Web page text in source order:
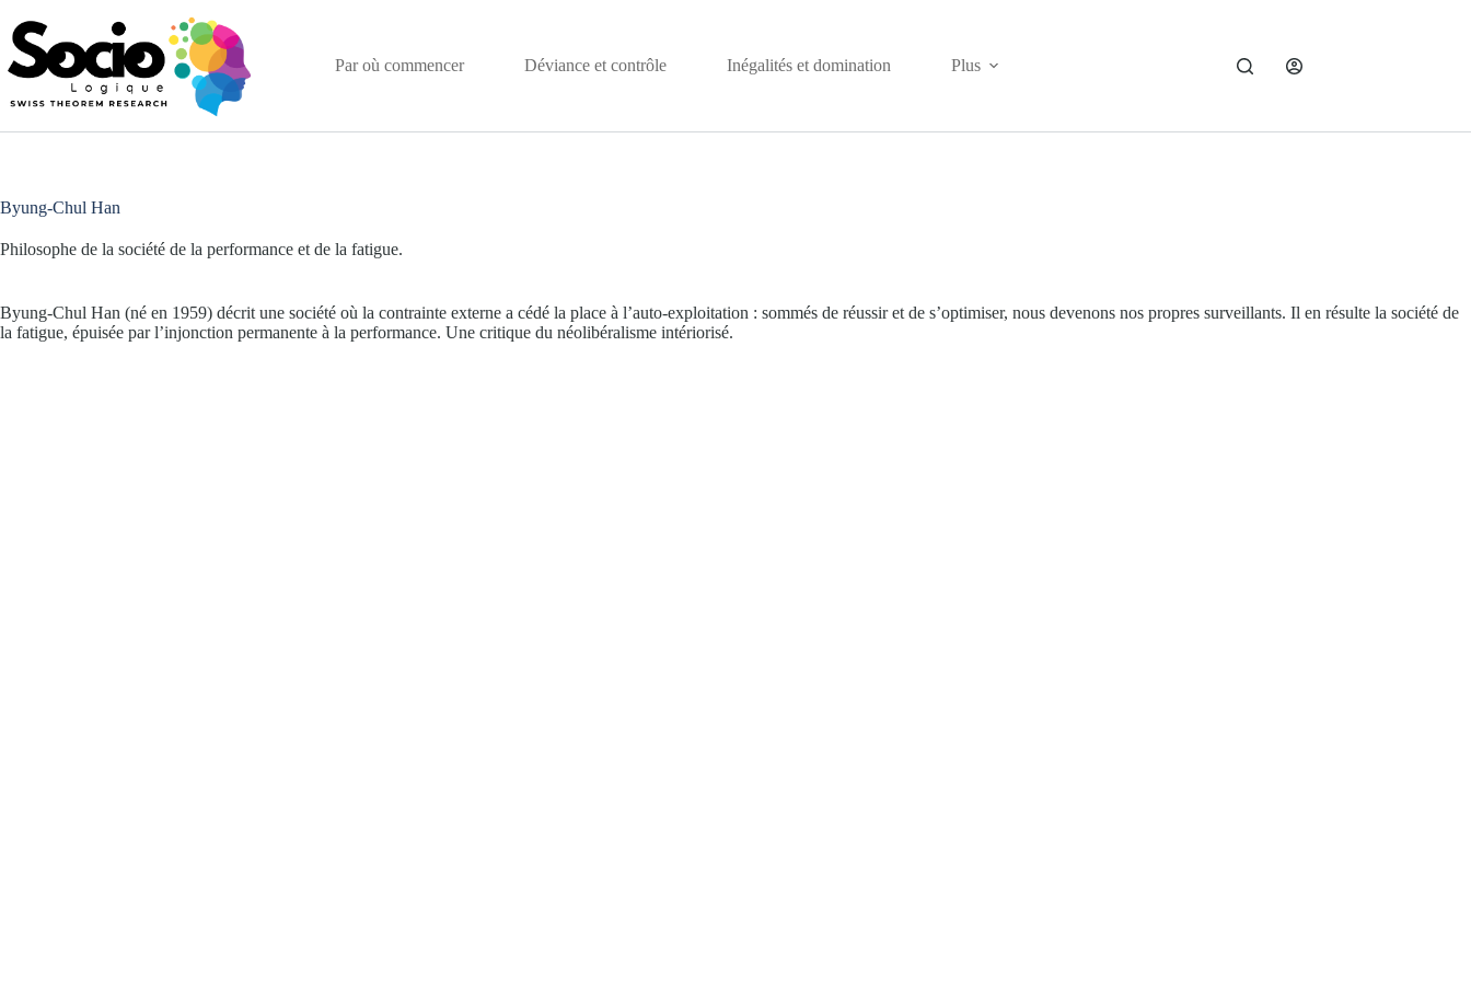
au
contenu
Par où commencer
Déviance et contrôle Inégalités et domination Plus
Byung-Chul Han
Philosophe de la société de la performance et de la fatigue.
Byung-Chul Han (né en 1959) décrit une société où la contrainte externe a cédé la place à l’auto-exploitation : sommés de réussir et de s’optimiser, nous devenons nos propres surveillants. Il en résulte la société de
la fatigue, épuisée par l’injonction permanente à la performance. Une critique du néolibéralisme intériorisé.